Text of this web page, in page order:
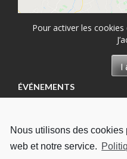
Nous utilisons des cookies
web et notre service.
Pour activer les
I
ÉVÉNEMENTS
13/08/2026
Permanence à Tours,